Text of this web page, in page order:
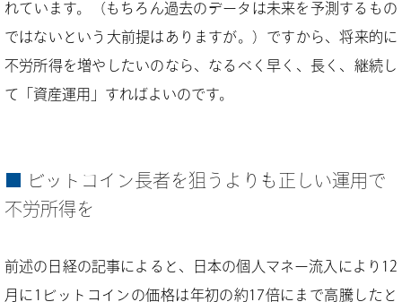
れています。（もちろん過去のデータは未来を予測するもの
ではないという大前提はありますが。）ですから、将来的に
不労所得を増やしたいのなら、なるべく早く、長く、継続し
て「資産運用」すればよいのです。
ビットコイン長者を狙うよりも正しい運用で
不労所得を
前述の日経の記事によると、日本の個人マネー流入により12
月に1ビットコインの価格は年初の約17倍にまで高騰したと